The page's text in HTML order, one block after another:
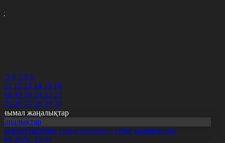
5 6 7 8 9
11 12 13 14 15 16
18 19 20 21 22 23
25 26 27 28 29 30
жаңалықтар
білім грант иегерлері тізімі жарияланды
19:46